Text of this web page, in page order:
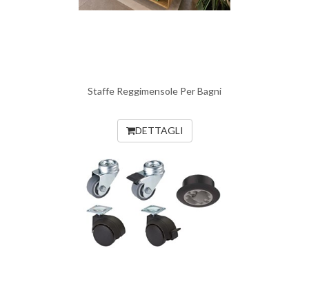
Staffe Reggimensole Per Bagni
DETTAGLI